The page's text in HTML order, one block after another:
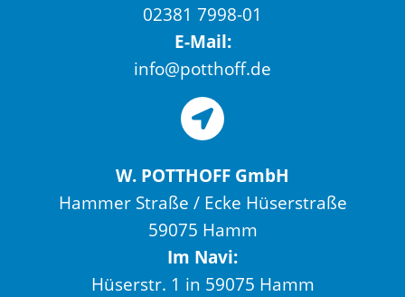
02381 7998-01
E-Mail:
info@potthoff.de
W. POTTHOFF GmbH
Hammer Straße / Ecke Hüserstraße
59075 Hamm
Im Navi:
Hüserstr. 1 in 59075 Hamm